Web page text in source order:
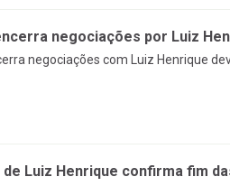
negociações por Luiz
negociações com Luiz Henrique
Luiz Henrique confirma fim